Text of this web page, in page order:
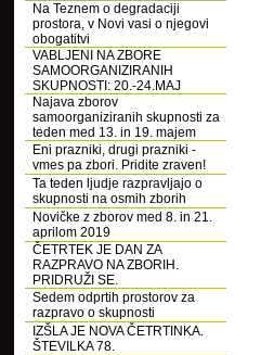
Na Teznem o degradaciji
prostora, v Novi vasi o njegovi
obogatitvi
VABLJENI NA ZBORE
SAMOORGANIZIRANIH
SKUPNOSTI: 20.-24.MAJ
Najava zborov
samoorganiziranih skupnosti za
teden med 13. in 19. majem
Eni prazniki, drugi prazniki -
vmes pa zbori. Pridite zraven!
Ta teden ljudje razpravljajo o
skupnosti na osmih zborih
Novičke z zborov med 8. in 21.
aprilom 2019
ČETRTEK JE DAN ZA
RAZPRAVO NA ZBORIH.
PRIDRUŽI SE.
Sedem odprtih prostorov za
razpravo o skupnosti
IZŠLA JE NOVA ČETRTINKA.
ŠTEVILKA 78.